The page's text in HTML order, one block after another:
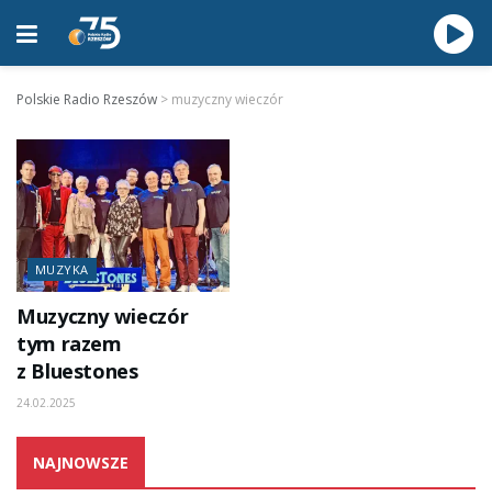
Polskie Radio Rzeszów > muzyczny wieczór
MUZYKA
Muzyczny wieczór
tym razem
z Bluestones
24.02.2025
NAJNOWSZE